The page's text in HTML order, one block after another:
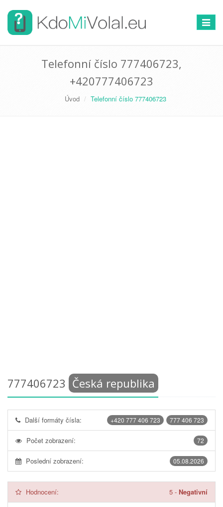
Telefonní číslo 777406723,
+420777406723
Úvod Telefonní číslo 777406723
777406723 Česká republika
777 406 723
+420 777 406 723
Další formáty čísla:
72
Počet zobrazení:
05.08.2026
Poslední zobrazení:
Hodnocení: 5 - Negativní